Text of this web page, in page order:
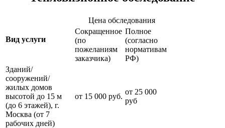
Вид услуги
Цена обследования
Сокращенное
(по
пожеланиям
заказчика)
Полное
(согласно
нормативам
РФ)
Зданий/
сооружений/
жилых домов
высотой до 15 м
(до 6 этажей), г.
Москва (от 7
рабочих дней)
от 15 000 руб.
от 25 000
руб